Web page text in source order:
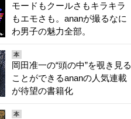
モードもクールさもキラキラ
もエモさも。ananが撮るなに
わ男子の魅力全部。
本
岡田准一の“頭の中”を覗き見る
ことができるananの人気連載
が待望の書籍化
本